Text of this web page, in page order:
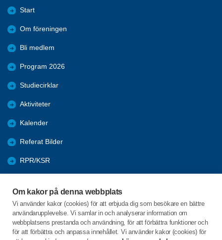
Om kakor på denna webbplats
Vi använder kakor (cookies) för att erbjuda dig som besökare en bättre
användarupplevelse. Vi samlar in och analyserar information om
webbplatsens prestanda och användning, för att förbättra funktioner och
för att förbättra och anpassa innehållet. Vi använder kakor (cookies) för
Start
Om föreningen
Bli medlem
Program 2026
Studiecirklar
Aktiviteter
Kalender
Referat Bilder
RPR/KSR
Föreningarnas öppna aktiviteter